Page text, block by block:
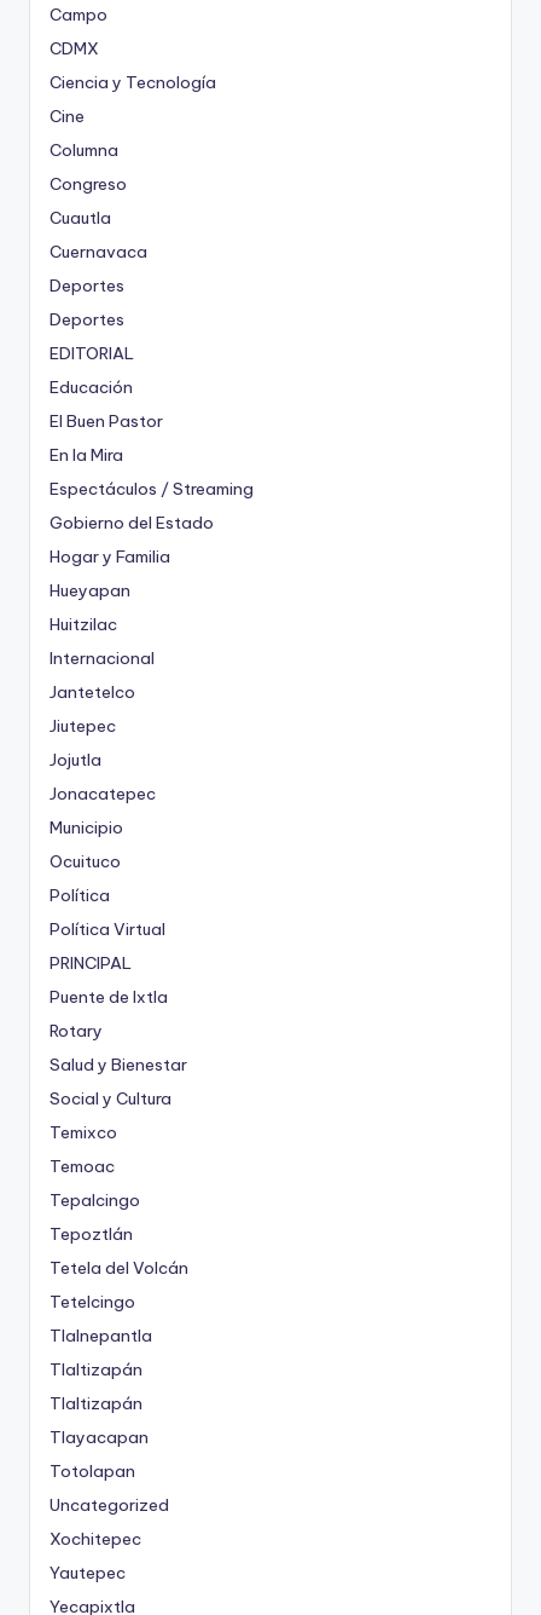
Campo
CDMX
Ciencia y Tecnología
Cine
Columna
Congreso
Cuautla
Cuernavaca
Deportes
Deportes
EDITORIAL
Educación
El Buen Pastor
En la Mira
Espectáculos / Streaming
Gobierno del Estado
Hogar y Familia
Hueyapan
Huitzilac
Internacional
Jantetelco
Jiutepec
Jojutla
Jonacatepec
Municipio
Ocuituco
Política
Política Virtual
PRINCIPAL
Puente de Ixtla
Rotary
Salud y Bienestar
Social y Cultura
Temixco
Temoac
Tepalcingo
Tepoztlán
Tetela del Volcán
Tetelcingo
Tlalnepantla
Tlaltizapán
Tlaltizapán
Tlayacapan
Totolapan
Uncategorized
Xochitepec
Yautepec
Yecapixtla